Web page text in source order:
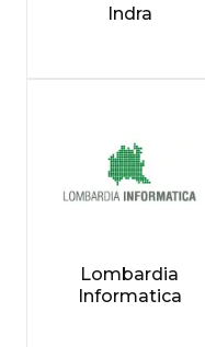
Indra
Lombardia
Informatica